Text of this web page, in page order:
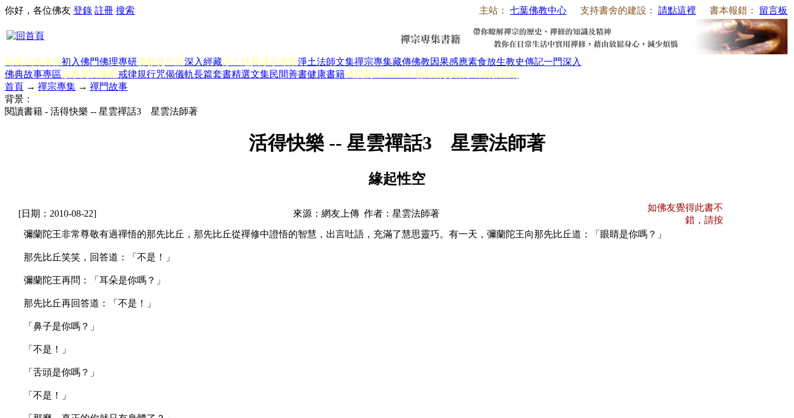
主站： 七葉佛教中心 支持書舍的建設： 請點這裡 書本報錯： 留言板
你好，各位佛友 登錄 註冊 搜索
知名法師著作初入佛門佛理專研佛教徒生活深入經藏淨土經典淨宗專集淨土法師文集禪宗專集藏傳佛教因果感應素食放生教史傳記一門深入
佛典故事專區故事寓言書籍戒律規行咒偈儀軌長篇套書精選文集民間善書健康書籍我們的 Facebook 粉絲群贊助方式戒邪淫網
首頁 → 禪宗專集 → 禪門故事
背景：
閱讀書籍 - 活得快樂 -- 星雲禪話3 星雲法師著
活得快樂 -- 星雲禪話3 星雲法師著
緣起性空
[日期：2010-08-22] 來源：網友上傳 作者：星雲法師著
如佛友覺得此書不
錯，請按
彌蘭陀王非常尊敬有過禪悟的那先比丘，那先比丘從禪修中證悟的智慧，出言吐語，充滿了慧思靈巧。有一天，彌蘭陀王向那先比丘道：「眼睛是你嗎？」
那先比丘笑笑，回答道：「不是！」
彌蘭陀王再問：「耳朵是你嗎？」
那先比丘再回答道：「不是！」
「鼻子是你嗎？」
「不是！」
「舌頭是你嗎？」
「不是！」